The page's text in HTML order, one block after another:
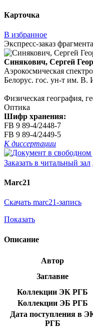
Карточка
В избранное
Экспресс-заказ фрагмента
Синякович, Сергей
Аэрокосмическая
Белорус. гос. ун-т им.
Физическая география,
Оптика
Шифр хранения:
FB 9 89-4/2448-7
FB 9 89-4/2449-5
К диссертации
Заказать в читальный зал
Marc21
Скачать marc21-запись
Показать
Описание
Автор
Заглавие
Коллекции ЭК РГБ
Коллекции ЭБ РГБ
Дата поступления в
РГБ